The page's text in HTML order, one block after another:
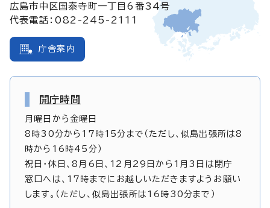
広島市中区国泰寺町一丁目6番34号
代表電話：082-245-2111
庁舎案内
開庁時間
月曜日から金曜日
8時30分から17時15分まで（ただし、似島出張所は8
時から16時45分）
祝日・休日、8月6日、12月29日から1月3日は閉庁
窓口へは、17時までにお越しいただきますようお願い
します。（ただし、似島出張所は16時30分まで）